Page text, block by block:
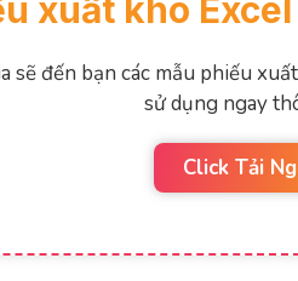
xuất kho
sẽ đến bạn các mẫu phiếu
sử dụng ngay
Click Tải